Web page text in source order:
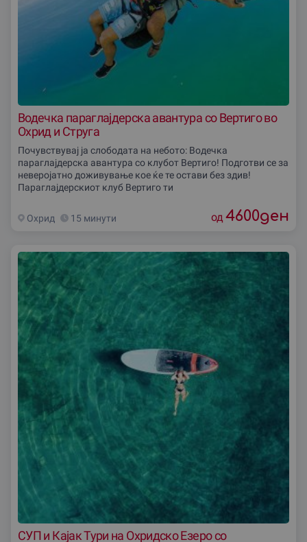
Водечка параглајдерска авантура со Вертиго во
Охрид и Струга
Почувствувај ја слободата на небото: Водечка
параглајдерска авантура со клубот Вертиго! Подготви се за
неверојатно доживување кое ќе те остави без здив!
Параглајдерскиот клуб Вертиго ти
Охрид 15 минути од 4600ден
СУП и Кајак Тури на Охридско Езеро со